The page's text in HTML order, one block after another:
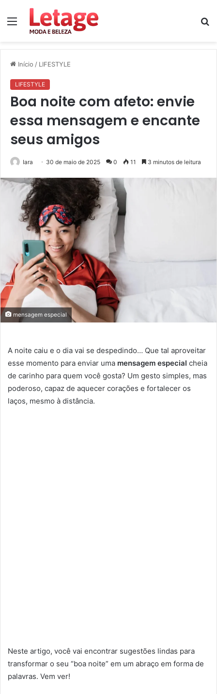
Menu
Início / LIFESTYLE
LIFESTYLE
Boa noite com afeto: envie
essa mensagem e encante
seus amigos
Iara 30 de maio de 2025 0 11 3 minutos de leitura
mensagem especial
A noite caiu e o dia vai se despedindo… Que tal aproveitar
esse momento para enviar uma mensagem especial cheia
de carinho para quem você gosta? Um gesto simples, mas
poderoso, capaz de aquecer corações e fortalecer os
laços, mesmo à distância.
Neste artigo, você vai encontrar sugestões lindas para
transformar o seu “boa noite” em um abraço em forma de
palavras. Vem ver!